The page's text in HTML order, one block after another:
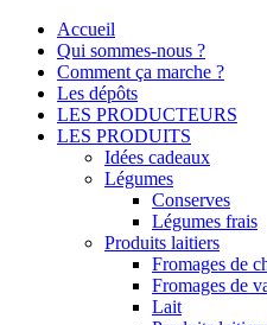
Accueil
Qui sommes-nous ?
Comment ça marche ?
Les dépôts
LES PRODUCTEURS
LES PRODUITS
Idées cadeaux
Légumes
Conserves
Légumes frais
Produits laitiers
Fromages de
Fromages de
Lait